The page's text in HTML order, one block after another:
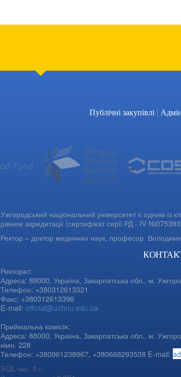
Публічні закупівлі |
Ужгородський національний університет є одним із
рівнем акредитації (сертифікат серії РД - IV
Ректор – доктор медичних наук, професор
Ректорат:
Адреса: 88000, Україна, Закарпатська обл., м.
Телефон: +380312613321
Факс: +380312613396
E-mail: official@uzhnu.edu.ua
Приймальна комісія:
Адреса: 88000, Україна, Закарпатська обл., м.
кімн. 228
Телефон: +380961238967, +380668293538 E-mail:
SQL час: 0 с.